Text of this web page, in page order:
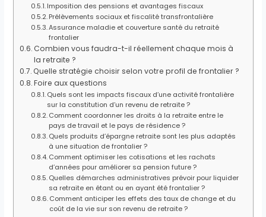
Imposition des pensions et avantages fiscaux
Prélèvements sociaux et fiscalité transfrontalière
Assurance maladie et couverture santé du retraité
frontalier
Combien vous faudra-t-il réellement chaque mois à
la retraite ?
Quelle stratégie choisir selon votre profil de frontalier ?
Foire aux questions
Quels sont les impacts fiscaux d’une activité frontalière
sur la constitution d’un revenu de retraite ?
Comment coordonner les droits à la retraite entre le
pays de travail et le pays de résidence ?
Quels produits d’épargne retraite sont les plus adaptés
à une situation de frontalier ?
Comment optimiser les cotisations et les rachats
d’années pour améliorer sa pension future ?
Quelles démarches administratives prévoir pour liquider
sa retraite en étant ou en ayant été frontalier ?
Comment anticiper les effets des taux de change et du
coût de la vie sur son revenu de retraite ?